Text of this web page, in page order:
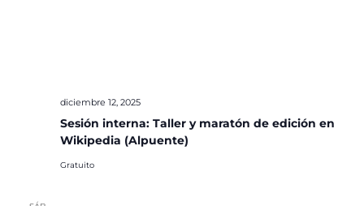
Sesión interna: Taller y maratón de edición en
Wikipedia (Alpuente)
diciembre 12, 2025
Gratuito